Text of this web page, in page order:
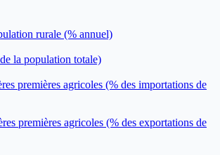
rurale (% annuel)
la population totale)
premières agricoles (% des importations de
premières agricoles (% des exportations de